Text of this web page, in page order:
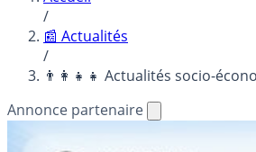
/
📰 Actualités
/
👨‍👩‍👧‍👧 Actualités socio-
Annonce partenaire